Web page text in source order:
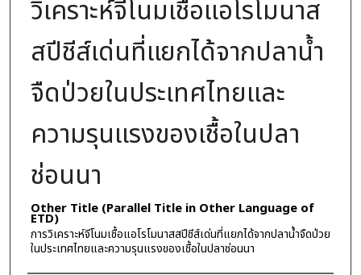
วิเคราะห์จีโนมเชื้อแอโรโมนาส
สปีชีส์เด่นที่แยกได้จากปลาน้ำ
จืดป่วยในประเทศไทยและ
ความรุนแรงของเชื้อในปลา
ช่อนนา
Other Title (Parallel Title in Other Language of
ETD)
การวิเคราะห์จีโนมเชื้อแอโรโมนาสสปีชีส์เด่นที่แยกได้จากปลาน้ำจืดป่วย
ในประเทศไทยและความรุนแรงของเชื้อในปลาช่อนนา